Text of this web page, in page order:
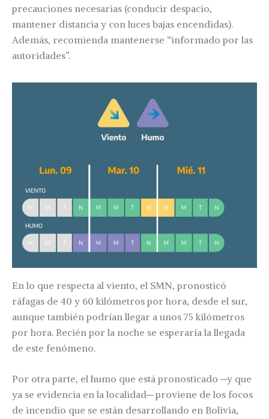
precauciones necesarias (conducir despacio,
mantener distancia y con luces bajas encendidas).
Además, recomienda mantenerse “informado por las
autoridades”.
En lo que respecta al viento, el SMN, pronosticó
ráfagas de 40 y 60 kilómetros por hora, desde el sur,
aunque también podrían llegar a unos 75 kilómetros
por hora. Recién por la noche se esperaría la llegada
de este fenómeno.
Por otra parte, el humo que está pronosticado ─y que
ya se evidencia en la localidad─ proviene de los focos
de incendio que se están desarrollando en Bolivia,